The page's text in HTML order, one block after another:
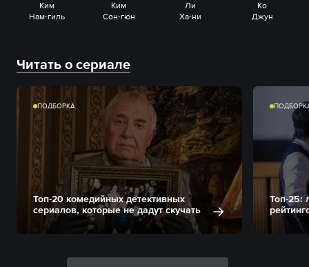
Ким
Нам-гиль
Ким
Сон-гюн
Ли
Ха-ни
Ко
Джун
Читать о сериале
ПОДБОРКА
Топ-20 комедийных детективных
сериалов, которые не дадут скучать
Топ-25: